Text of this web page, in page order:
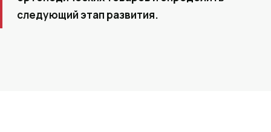
следующий этап развития.